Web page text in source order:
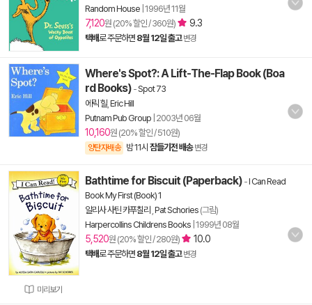
Random House 1996년 11월
7,120원 (20% 할인 / 360원) 9.3
택배로 주문하면 8월 12일 출고 변경
Where's Spot?: A Lift-The-Flap Book (Boa
rd Books) -Spot 73
에릭 힐 Eric Hill
Putnam Pub Group 2003년 06월
10,160원 (20% 할인 / 510원)
양탄자배송 밤 11시 잠들기전 배송 변경
미리보기
Bathtime for Biscuit (Paperback) -I Can Read
Book My First (Book) 1
알리사 사틴 카푸칠리 Pat Schories (그림)
Harpercollins Childrens Books 1999년 08월
5,520원 (20% 할인 / 280원) 10.0
택배로 주문하면 8월 12일 출고 변경